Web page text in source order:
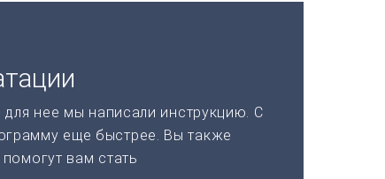
нее мы написали инструкцию. С
еще быстрее. Вы также
вам стать